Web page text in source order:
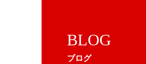
BLOG
ブログ